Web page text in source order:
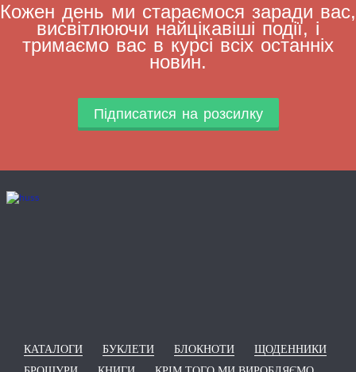
Кожен день ми стараємося заради вас,
висвітлюючи найцікавіші події, і
тримаємо вас в курсі всіх останніх
новин.
Підписатися на розсилку
КАТАЛОГИ БУКЛЕТИ БЛОКНОТИ
ЩОДЕННИКИ